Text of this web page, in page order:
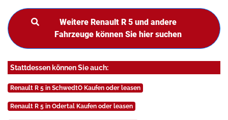
Weitere Renault R 5 und andere
Fahrzeuge können Sie hier suchen
Stattdessen können Sie auch:
Renault R 5 in SchwedtO Kaufen oder leasen
Renault R 5 in Odertal Kaufen oder leasen